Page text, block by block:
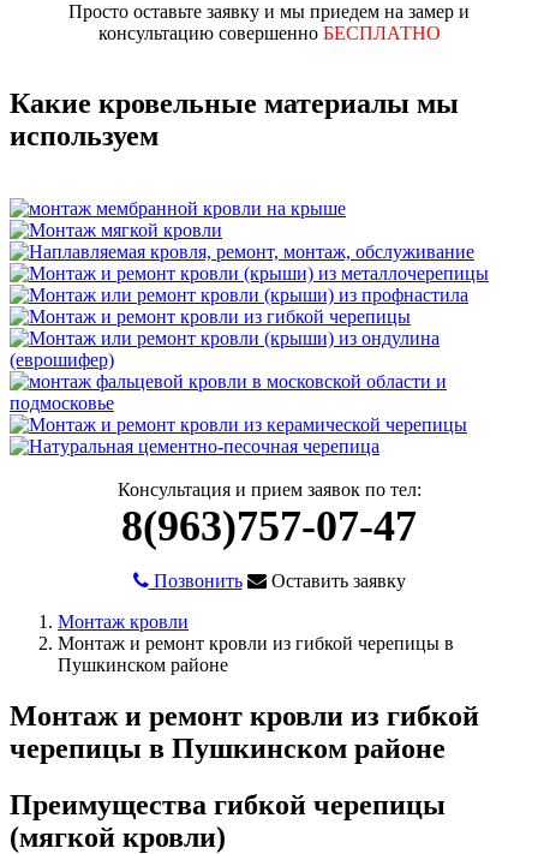
Просто оставьте заявку и мы приедем на замер и
консультацию совершенно БЕСПЛАТНО
Какие кровельные материалы мы
используем
Консультация и прием заявок по тел:
8(963)757-07-47
Позвонить
Оставить заявку
Монтаж кровли
Монтаж и ремонт кровли из гибкой черепицы в
Пушкинском районе
Монтаж и ремонт кровли из гибкой
черепицы в Пушкинском районе
Преимущества гибкой черепицы
(мягкой кровли)